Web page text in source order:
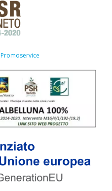
Promoservice